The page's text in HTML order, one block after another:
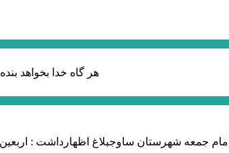
هر گاه خدا بخواهد